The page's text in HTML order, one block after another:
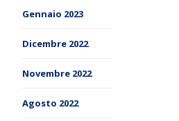
Gennaio 2023
Dicembre 2022
Novembre 2022
Agosto 2022